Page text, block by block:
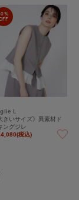
L
きいサイズ》異素材ド
ングジレ
税込)